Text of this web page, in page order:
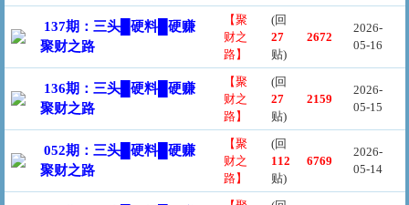
137期：三头█硬料█硬赚
聚财之路
【聚
财之
路】
(回
27
贴)
2672
2026-
05-16
136期：三头█硬料█硬赚
聚财之路
【聚
财之
路】
(回
27
贴)
2159
2026-
05-15
052期：三头█硬料█硬赚
聚财之路
【聚
财之
路】
(回
112
贴)
6769
2026-
05-14